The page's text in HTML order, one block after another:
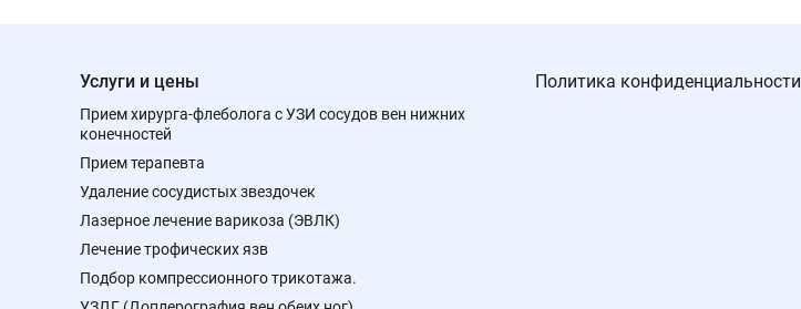
Услуги и цены
Прием хирурга-флеболога с УЗИ сосудов вен нижних
конечностей
Прием терапевта
Удаление сосудистых звездочек
Лазерное лечение варикоза (ЭВЛК)
Лечение трофических язв
Подбор компрессионного трикотажа.
Политика конфиденциальности